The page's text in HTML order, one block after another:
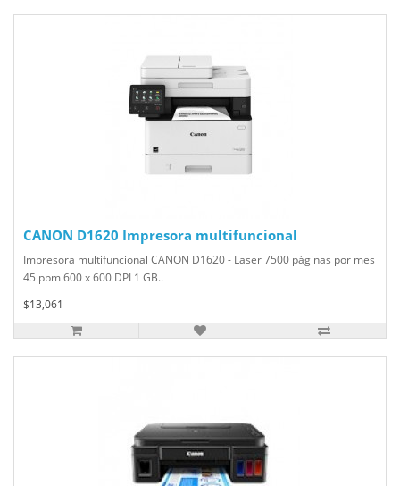
CANON D1620 Impresora multifuncional
Impresora multifuncional CANON D1620 - Laser 7500 páginas por mes
45 ppm 600 x 600 DPI 1 GB..
$13,061